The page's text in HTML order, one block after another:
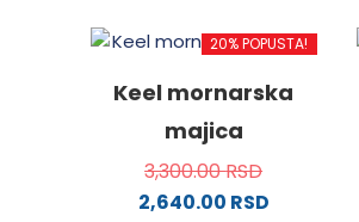
više
Opcije
mogu
biti
izabrane
20% POPUSTA!
Keel mornarska
majica
3,300.00RSD
2,640.00 RSD